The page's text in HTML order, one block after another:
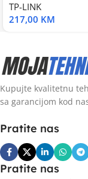
TP-LINK
217,00 KM
Kupujte kvalitetnu
sa garancijom kod
Pratite nas
Pratite nas